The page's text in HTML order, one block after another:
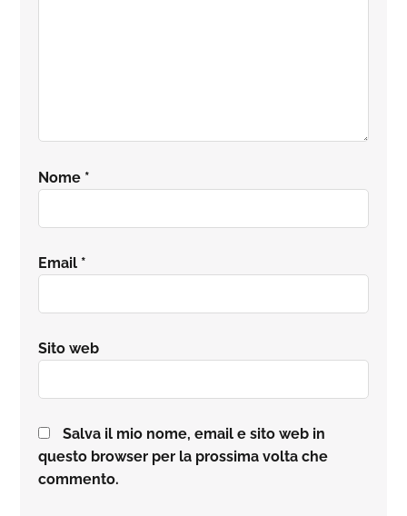
Nome *
Email *
Sito web
Salva il mio nome, email e sito web in
questo browser per la prossima volta che
commento.